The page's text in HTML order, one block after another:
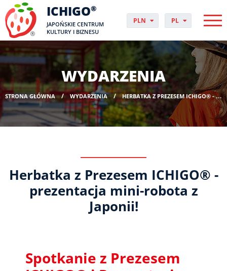
ICHIGO®
JAPOŃSKIE CENTRUM
KULTURY I BIZNESU
PLN
USD
CHF
DKK
NOK
SEK
HUF
PL
DA
DE
EN
ES
FR
HR
HU
PT
SK
WYDARZENIA
STRONA GŁÓWNA WYDARZENIA HERBATKA Z PREZESEM ICHIGO® - PREZENTACJA MINI-ROBOTA Z JAPONII!
Herbatka z Prezesem ICHIGO® -
prezentacja mini-robota z
Japonii!
Spotkanie z Prezesem